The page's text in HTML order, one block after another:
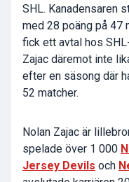
SHL. Kanadensaren
med 28 poäng på 47
fick ett avtal hos
Zajac däremot inte
efter en säsong där
52 matcher.
Nolan Zajac är
spelade över 1 000
Jersey Devils och